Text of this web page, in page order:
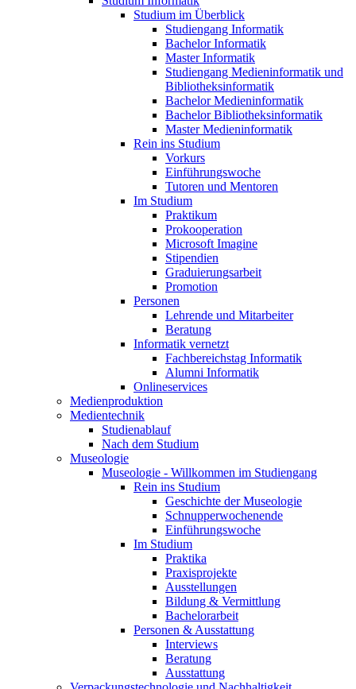
Studium im Überblick
Studiengang Informatik
Bachelor Informatik
Master Informatik
Studiengang Medieninformatik und
Bibliotheksinformatik
Bachelor Medieninformatik
Bachelor Bibliotheksinformatik
Master Medieninformatik
Rein ins Studium
Vorkurs
Einführungswoche
Tutoren und Mentoren
Im Studium
Praktikum
Prokooperation
Microsoft Imagine
Stipendien
Graduierungsarbeit
Promotion
Personen
Lehrende und Mitarbeiter
Beratung
Informatik vernetzt
Fachbereichstag Informatik
Alumni Informatik
Onlineservices
Medienproduktion
Medientechnik
Studienablauf
Nach dem Studium
Museologie
Museologie - Willkommen im Studiengang
Rein ins Studium
Geschichte der Museologie
Schnupperwochenende
Einführungswoche
Im Studium
Praktika
Praxisprojekte
Ausstellungen
Bildung & Vermittlung
Bachelorarbeit
Personen & Ausstattung
Interviews
Beratung
Ausstattung